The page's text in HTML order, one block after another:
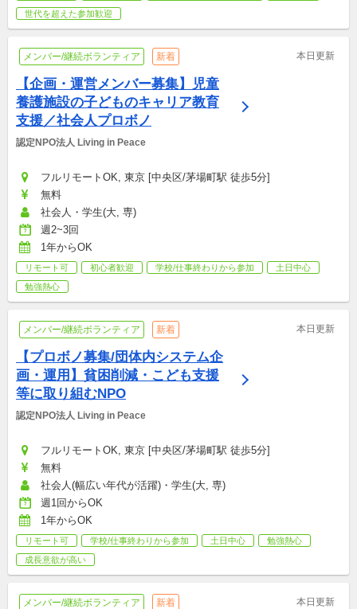
世代を超えた参加歓迎
メンバー/継続ボランティア 新着 本日更新
【企画・運営メンバー募集】児童
養護施設の子どものキャリア教育
支援／社会人プロボノ
認定NPO法人 Living in Peace
フルリモートOK, 東京 [中央区/茅場町駅 徒歩5分]
無料
社会人・学生(大, 専)
週2~3回
1年からOK
リモート可 初心者歓迎 学校/仕事終わりから参加
土日中心
勉強熱心
メンバー/継続ボランティア 新着 本日更新
【プロボノ募集/団体内システム企
画・運用】貧困削減・こども支援
等に取り組むNPO
認定NPO法人 Living in Peace
フルリモートOK, 東京 [中央区/茅場町駅 徒歩5分]
無料
社会人(幅広い年代が活躍)・学生(大, 専)
週1回からOK
1年からOK
リモート可 学校/仕事終わりから参加 土日中心
勉強熱心
成長意欲が高い
メンバー/継続ボランティア 新着 本日更新